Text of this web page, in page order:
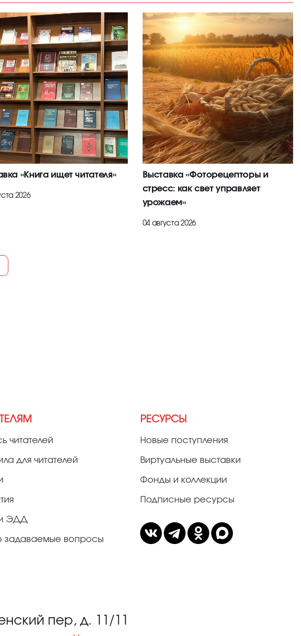
«Книга ищет читателя»
2026
Выставка «Фоторецепторы и
стресс: как свет управляет
урожаем»
04 августа 2026
читателей
для читателей
ЭДД
задаваемые вопросы
РЕСУРСЫ
Новые поступления
Виртуальные выставки
Фонды и коллекции
Подписные ресурсы
пер, д. 11/11